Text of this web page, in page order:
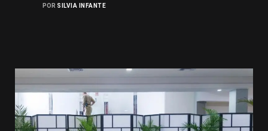
POR SILVIA INFANTE